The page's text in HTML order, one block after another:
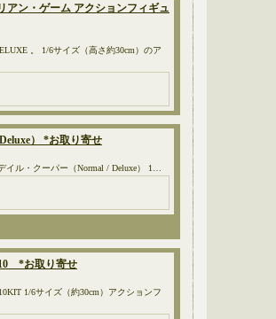
アン・ゲーム アクションフィギュ
。 1/6サイズ（高さ約30cm）のア
） *お取り寄せ
イル・クーパー（Normal / Deluxe） 1…
*お取り寄せ
1/6サイズ（約30cm）アクションフ